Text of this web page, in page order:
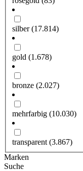
silber(17.814)
gold (1.678)
bronze (2.027)
mehrfarbig (10.030)
transparent (3.867)
Marken
Suche